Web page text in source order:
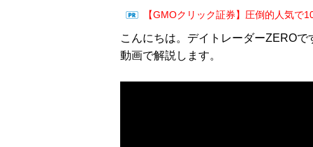
【GMOクリック証券】圧倒的人気で
こんにちは。デイトレーダーZERO
動画で解説します。